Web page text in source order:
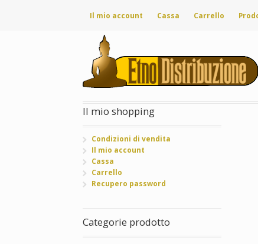
Il mio account Cassa Carrello
Il mio shopping
Condizioni di vendita
Il mio account
Cassa
Carrello
Recupero password
Categorie prodotto